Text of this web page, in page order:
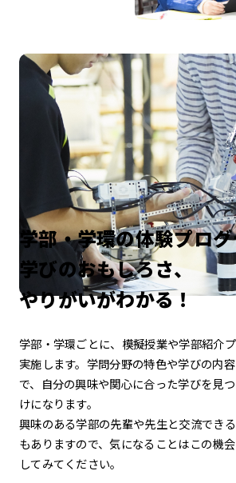
学部・学環の体験プロ
学びのおもしろさ、
やりがいがわかる！
学部・学環ごとに、模擬授業や学部紹介
実施します。 学問分野の特色や学びの内
で、
自分の興味や関心に合った学びを見
けになります。
興味のある学部の先輩や先生と交流でき
もありますので、気になることはこの機
してみてください。